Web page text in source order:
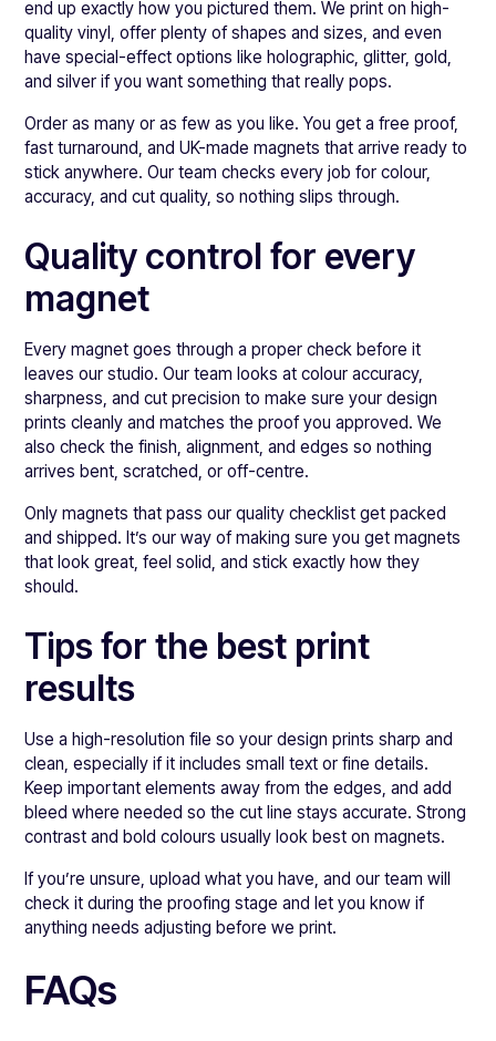
end up exactly how you pictured them. We print on high-
quality vinyl, offer plenty of shapes and sizes, and even
have special-effect options like holographic, glitter, gold,
and silver if you want something that really pops.
Order as many or as few as you like. You get a free proof,
fast turnaround, and UK-made magnets that arrive ready to
stick anywhere. Our team checks every job for colour,
accuracy, and cut quality, so nothing slips through.
Quality control for every
magnet
Every magnet goes through a proper check before it
leaves our studio. Our team looks at colour accuracy,
sharpness, and cut precision to make sure your design
prints cleanly and matches the proof you approved. We
also check the finish, alignment, and edges so nothing
arrives bent, scratched, or off-centre.
Only magnets that pass our quality checklist get packed
and shipped. It’s our way of making sure you get magnets
that look great, feel solid, and stick exactly how they
should.
Tips for the best print
results
Use a high-resolution file so your design prints sharp and
clean, especially if it includes small text or fine details.
Keep important elements away from the edges, and add
bleed where needed so the cut line stays accurate. Strong
contrast and bold colours usually look best on magnets.
If you’re unsure, upload what you have, and our team will
check it during the proofing stage and let you know if
anything needs adjusting before we print.
FAQs